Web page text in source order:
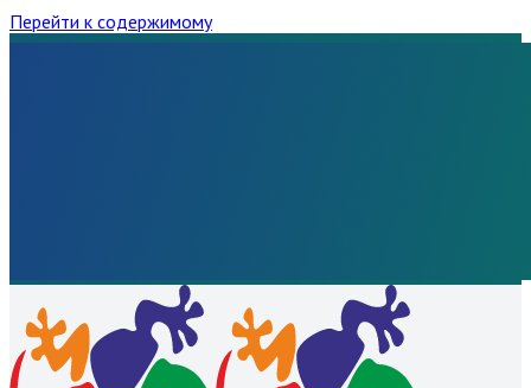
Перейти к содержимому